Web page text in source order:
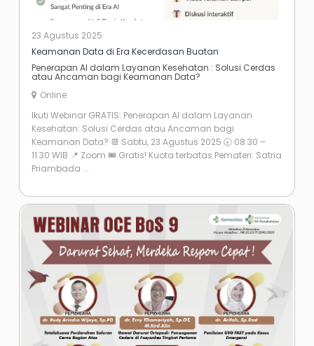
23 Agustus 2025
Keamanan Data di Era Kecerdasan Buatan
Penerapan AI dalam Layanan Kesehatan : Solusi Cerdas
atau Ancaman bagi Keamanan Data?
Online
Ikuti Webinar GRATIS: Penerapan AI dalam Layanan
Kesehatan: Solusi Cerdas atau Ancaman bagi
Keamanan Data? 📆 Sabtu, 23 Agustus 2025 🕣 08.30 –
11.30 WIB 📍 Zoom 🎟️ Gratis! Kuota terbatas Pemateri: Satria
Priambada ...